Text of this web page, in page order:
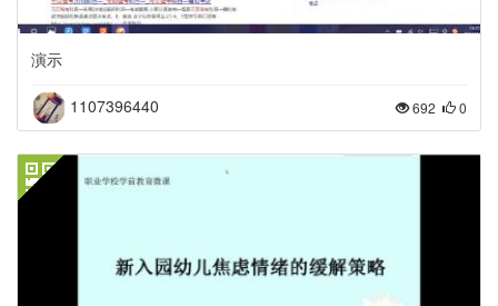
演示
1107396440 692 0